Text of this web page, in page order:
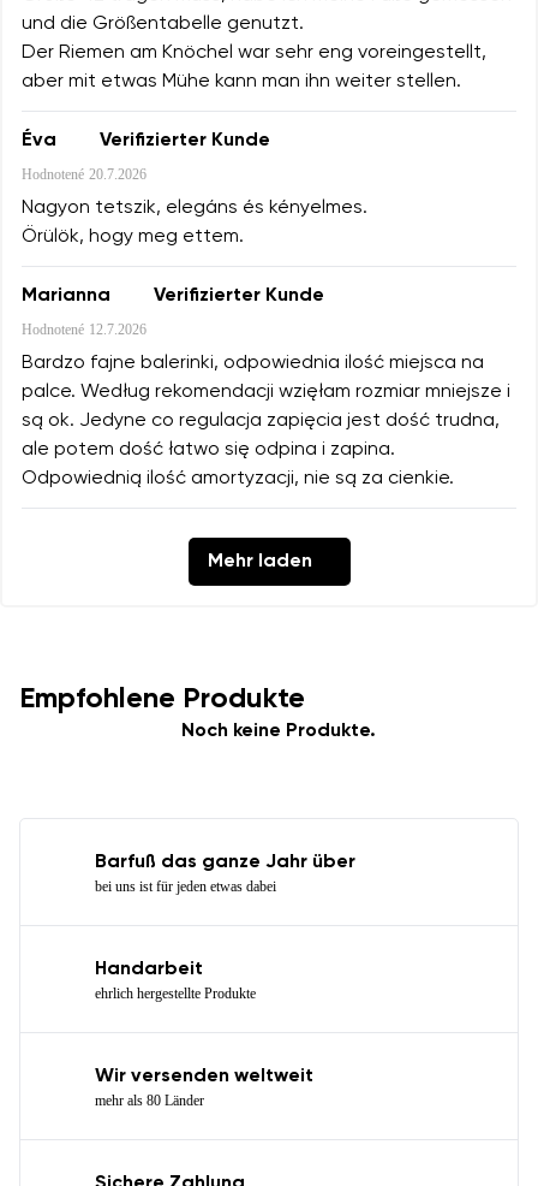
und die Größentabelle genutzt.
Der Riemen am Knöchel war sehr eng voreingestellt,
aber mit etwas Mühe kann man ihn weiter stellen.
Éva Verifizierter Kunde
Hodnotené 20.7.2026
Nagyon tetszik, elegáns és kényelmes.
Örülök, hogy meg ettem.
Marianna Verifizierter Kunde
Hodnotené 12.7.2026
Bardzo fajne balerinki, odpowiednia ilość miejsca na
palce. Według rekomendacji wzięłam rozmiar mniejsze i
są ok. Jedyne co regulacja zapięcia jest dość trudna,
ale potem dość łatwo się odpina i zapina.
Odpowiednią ilość amortyzacji, nie są za cienkie.
Mehr laden
Empfohlene Produkte
Noch keine Produkte.
Barfuß das ganze Jahr über
bei uns ist für jeden etwas dabei
Handarbeit
ehrlich hergestellte Produkte
Wir versenden weltweit
mehr als 80 Länder